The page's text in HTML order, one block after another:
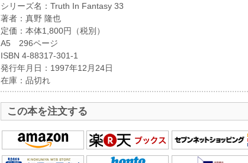
シリーズ名：Truth In Fantasy 33
著者：真野 隆也
定価：本体1,800円（税別）
A5 296ページ
ISBN 4-88317-301-1
発行年月日：1997年12月24日
在庫：品切れ
この本を注文する